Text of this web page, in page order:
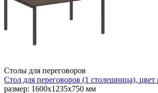
Столы для переговоров
Стол для переговоров (1 столешница), цвет
размер: 1600х1235х750 мм